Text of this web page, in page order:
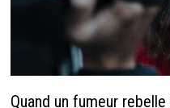
Quand un fumeur